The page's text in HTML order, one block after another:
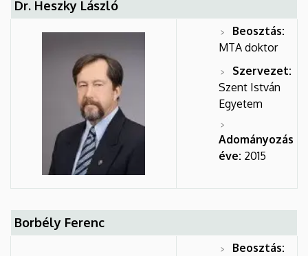
Dr. Heszky László
Beosztás:
MTA doktor
Szervezet:
Szent István
Egyetem
Adományozás
éve: 2015
Borbély Ferenc
Beosztás: